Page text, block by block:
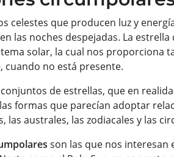
celestes que producen luz y
las noches despejadas. La
solar, la cual nos proporciona
cuando no está presente.
de estrellas, que en
formas que parecían adoptar
las australes, las zodiacales y las
son las que nos interesan